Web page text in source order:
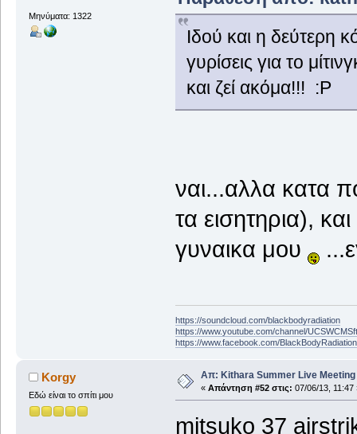
Μηνύματα: 1322
Ιδού και η δεύτερη
γυρίσεις για το
και ζεί ακόμα!!! :Ρ
ναι...αλλα κατα
τα εισητηρια),
γυναικα μου
https://soundcloud.com/blackbodyradiation
https://www.youtube.com/channel/
https://www.facebook.com/
Korgy
Εδώ είναι το σπίτι μου
Απ: Kithara Summer Live Meeting
« Απάντηση #52 στις: 07/06/13, 11:47
mitsuko 37